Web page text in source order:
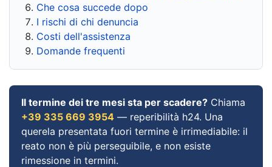
Che cosa succede dopo
I rischi di chi denuncia
Costi dell'assistenza
Domande frequenti
Il termine dei tre mesi sta per scadere? Chiama
+39 335 669 3954 — reperibilità h24. Una
querela presentata fuori termine è irrimediabile: il
reato non è più perseguibile, e non esiste
rimessione in termini.